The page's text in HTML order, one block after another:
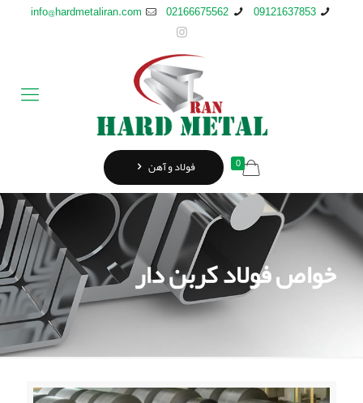
09121637853
02166675562
info@hardmetaliran.com
0 فولاد و آهن
خواص فولاد کربن دار